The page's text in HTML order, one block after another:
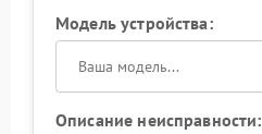
Модель устройства:
Описание неисправности: